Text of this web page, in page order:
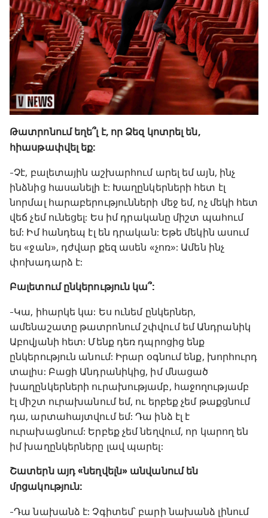
Թատրոնում եղե՞լ է, որ Ձեզ կոտրել են,
հիասթափվել եք:
-Չէ, բալետային աշխարհում արել եմ այն, ինչ
ինձնից հասանելի է: Խաղընկերների հետ էլ
նորմալ հարաբերությունների մեջ եմ, ոչ մեկի հետ
վեճ չեմ ունեցել: Ես իմ դրականը միշտ պահում
եմ: Իմ հանդեպ էլ են դրական: Եթե մեկին ասում
ես «ջան», դժվար քեզ ասեն «չոռ»: Ամեն ինչ
փոխադարձ է:
Բալետում ընկերություն կա՞:
-Կա, իհարկե կա: Ես ունեմ ընկերներ,
ամենաշատը թատրոնում շփվում եմ Անդրանիկ
Աբովյանի հետ: Մենք դեռ դպրոցից ենք
ընկերություն անում: Իրար օգնում ենք, խորհուրդ
տալիս: Բացի Անդրանիկից, իմ մնացած
խաղընկերների ուրախությամբ, հաջողությամբ
էլ միշտ ուրախանում եմ, ու երբեք չեմ թաքցնում
դա, արտահայտվում եմ: Դա ինձ էլ է
ուրախացնում: Երբեք չեմ նեղվում, որ կարող են
իմ խաղընկերները լավ պարել:
Շատերն այդ «նեղվելն» անվանում են
մրցակություն:
-Դա նախանձ է: Չգիտեմ՝ բարի նախանձ լինում